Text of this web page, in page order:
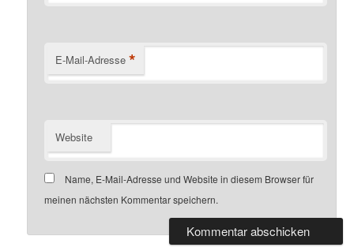
E-Mail-Adresse *
Website
Name, E-Mail-Adresse und Website in diesem Browser für
meinen nächsten Kommentar speichern.